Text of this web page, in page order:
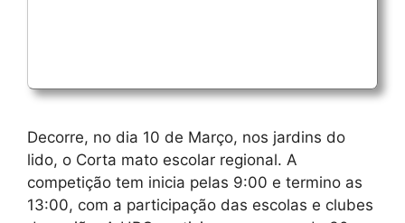
Decorre, no dia 10 de Março, nos jardins do
lido, o Corta mato escolar regional. A
competição tem inicia pelas 9:00 e termino as
13:00, com a participação das escolas e clubes